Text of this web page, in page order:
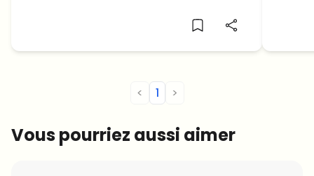
marché des cryptos. Quelles sont les
< 1 >
Vous pourriez aussi aimer